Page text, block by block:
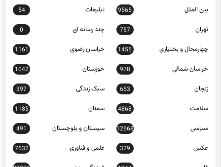
بین الملل 9565 تبلیغات 54
تهران 757 چند رسانه ای 0
چهارمحال و بختیاری 1455 خراسان رضوی 1161
خراسان شمالی 978 خوزستان 1042
زنجان 653 سبک زندگی 397
سلامت 4868 سمنان 1185
سیاسی 12668 سیستان و بلوچستان 491
عکس 329 علمی و فناوری 7632